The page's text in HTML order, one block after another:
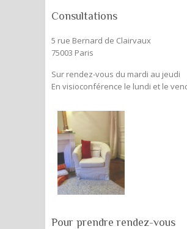
Consultations
5 rue Bernard de Clairvaux
75003 Paris
Sur rendez-vous du mardi au jeudi
En visioconférence le lundi et le
Pour prendre rendez-vous